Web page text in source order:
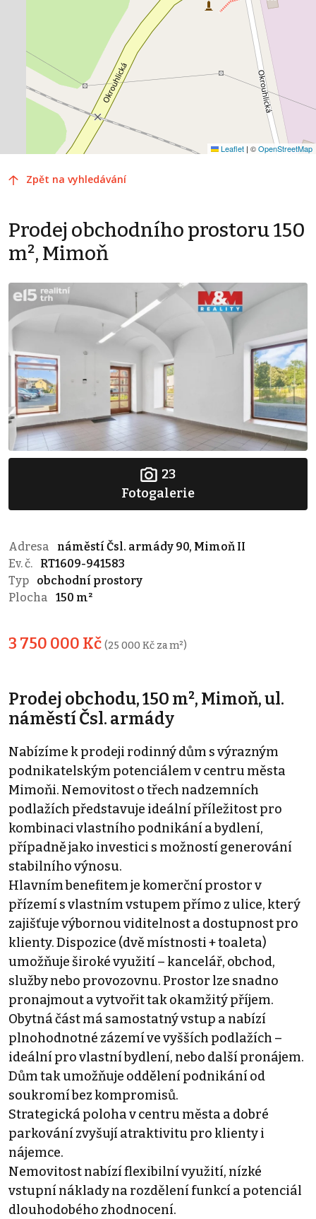
Leaflet | ©OpenStreetMap
Zpět na vyhledávání
Prodej obchodního prostoru 150
m², Mimoň
23
Fotogalerie
Adresa
náměstí Čsl. armády 90, Mimoň II
Ev. č.
RT1609-941583
Typ
obchodní prostory
Plocha
150 m²
3 750 000 Kč (25 000 Kč za m²)
Prodej obchodu, 150 m², Mimoň, ul.
náměstí Čsl. armády
Nabízíme k prodeji rodinný dům s výrazným
podnikatelským potenciálem v centru města
Mimoňi. Nemovitost o třech nadzemních
podlažích představuje ideální příležitost pro
kombinaci vlastního podnikání a bydlení,
případně jako investici s možností generování
stabilního výnosu.
Hlavním benefitem je komerční prostor v
přízemí s vlastním vstupem přímo z ulice, který
zajišťuje výbornou viditelnost a dostupnost pro
klienty. Dispozice (dvě místnosti + toaleta)
umožňuje široké využití – kancelář, obchod,
služby nebo provozovnu. Prostor lze snadno
pronajmout a vytvořit tak okamžitý příjem.
Obytná část má samostatný vstup a nabízí
plnohodnotné zázemí ve vyšších podlažích –
ideální pro vlastní bydlení, nebo další pronájem.
Dům tak umožňuje oddělení podnikání od
soukromí bez kompromisů.
Strategická poloha v centru města a dobré
parkování zvyšují atraktivitu pro klienty i
nájemce.
Nemovitost nabízí flexibilní využití, nízké
vstupní náklady na rozdělení funkcí a potenciál
dlouhodobého zhodnocení.